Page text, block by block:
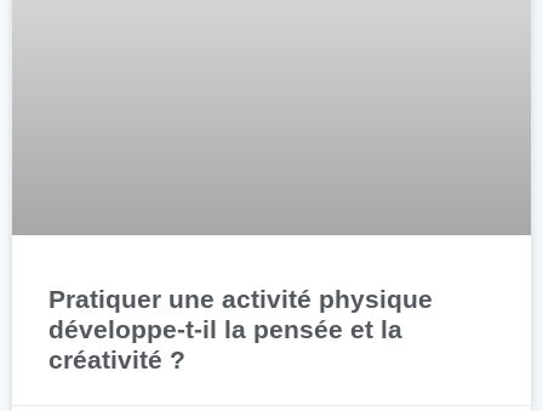
Pratiquer une activité physique
développe-t-il la pensée et la
créativité ?